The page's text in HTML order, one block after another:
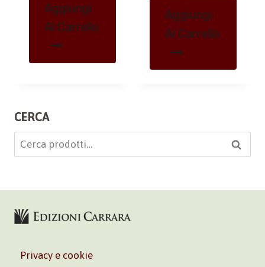
Aggiungi
Al Carrello
Aggiungi
Al Carrello
CERCA
Cerca: Cerca
Privacy e cookie